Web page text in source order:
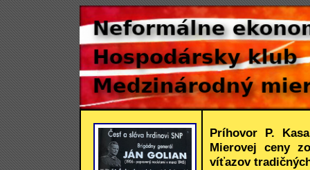
Príhovor P.
Mierovej ceny
víťazov